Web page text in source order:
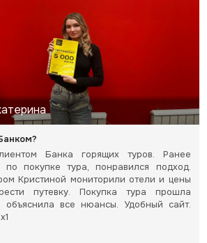
Банка горящих туров. Ранее
по покупке тура, понравился подход.
Кристиной мониторили отели и цены
путевку. Покупка тура прошла
все нюансы. Удобный сайт.